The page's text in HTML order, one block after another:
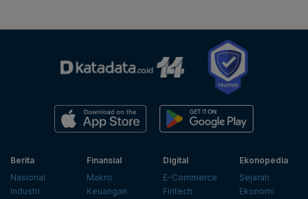
Berita
Nasional
Industri
Finansial
Makro
Keuangan
Digital
E-Commerce
Fintech
Ekonopedia
Sejarah
Ekonomi